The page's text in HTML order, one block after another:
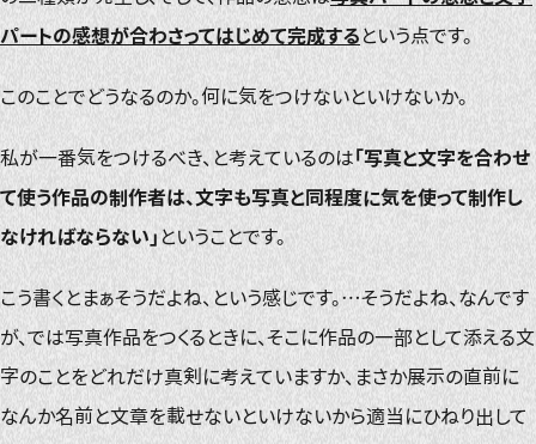
パートの感想が合わさってはじめて完成する という点です。
このことでどうなるのか。何に気をつけないといけないか。
私が一番気をつけるべき、と考えているのは「写真と文字を合わせ
て使う作品の制作者は、文字も写真と同程度に気を使って制作し
なければならない」 ということです。
こう書くとまぁそうだよね、という感じです。…そうだよね、なんです
が、では写真作品をつくるときに、そこに作品の一部として添える文
字のことをどれだけ真剣に考えていますか、まさか展示の直前に
なんか名前と文章を載せないといけないから適当にひねり出して